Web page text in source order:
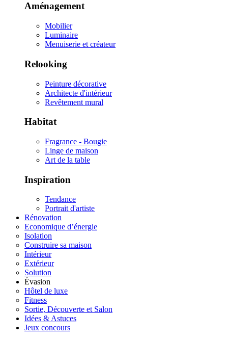
Aménagement
Mobilier
Luminaire
Menuiserie et créateur
Relooking
Peinture décorative
Architecte d'intérieur
Revêtement mural
Habitat
Fragrance - Bougie
Linge de maison
Art de la table
Inspiration
Tendance
Portrait d'artiste
Rénovation
Economique d’énergie
Isolation
Construire sa maison
Intérieur
Extérieur
Solution
Évasion
Hôtel de luxe
Fitness
Sortie, Découverte et Salon
Idées & Astuces
Jeux concours